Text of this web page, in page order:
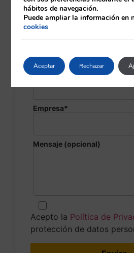
Teléfono*
Empresa*
Mensaje (opcional)
Acepto la Política de
protección de datos
hábitos de navegación.
Puede ampliar la información en
cookies
Aceptar Rechazar